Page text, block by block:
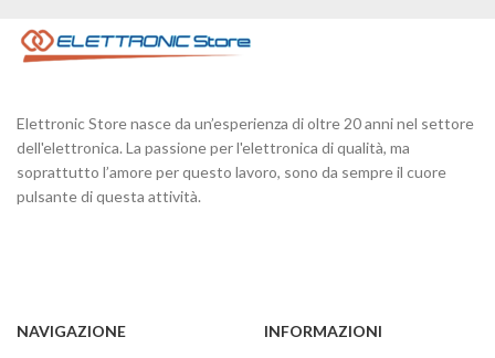
Elettronic Store nasce da un’esperienza di oltre 20 anni nel settore
dell'elettronica. La passione per l'elettronica di qualità, ma
soprattutto l’amore per questo lavoro, sono da sempre il cuore
pulsante di questa attività.
NAVIGAZIONE
INFORMAZIONI